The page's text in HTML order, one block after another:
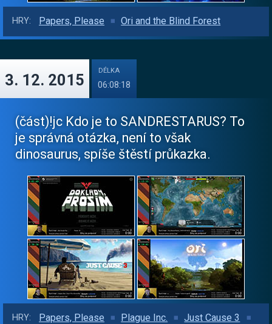
HRY: Papers, Please Ori and the Blind Forest
3. 12. 2015
DÉLKA
06:08:18
(část)!jc Kdo je to SANDRESTARUS? To
je správná otázka, není to však
dinosaurus, spíše štěstí průkazka.
HRY: Papers, Please Plague Inc.
Just Cause 3